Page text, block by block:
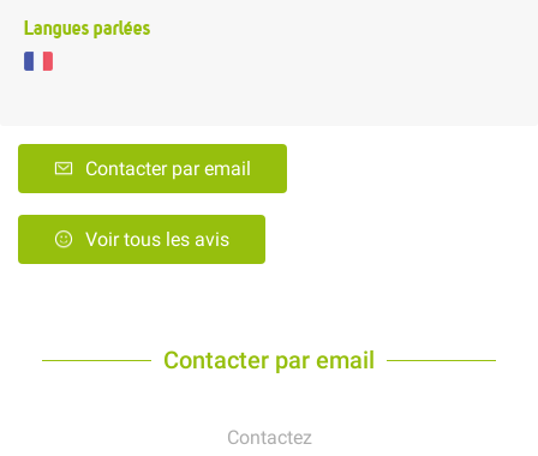
Langues parlées
Contacter par email
Voir tous les avis
Contacter par email
Contactez